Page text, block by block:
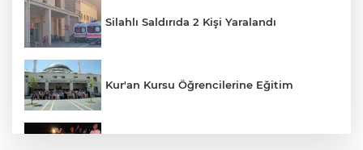
Silahlı Saldırıda 2 Kişi Yaralandı
Kur'an Kursu Öğrencilerine Eğitim